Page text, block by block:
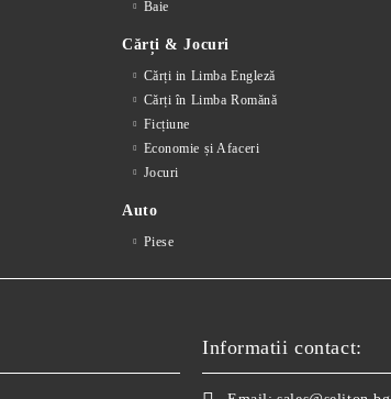
Baie
Cărți & Jocuri
Cărți in Limba Engleză
Cărți în Limba Romănă
Ficțiune
Economie și Afaceri
Jocuri
Auto
Piese
Informatii contact: